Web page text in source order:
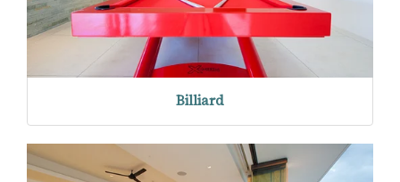
Billiard